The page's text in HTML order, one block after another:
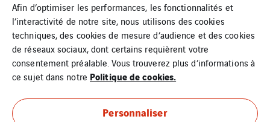
Contact
Afin d’optimiser les performances, les fonctionnalités et
l’interactivité de notre site, nous utilisons des cookies
techniques, des cookies de mesure d’audience et des cookies
de réseaux sociaux, dont certains requièrent votre
consentement préalable. Vous trouverez plus d’informations à
ce sujet dans notre Politique de cookies.
Personnaliser